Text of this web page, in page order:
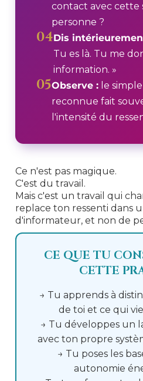
contact avec cette
personne ?
04Dis
Tu es là. Tu me
information. »
05Observe : le
reconnue fait
l'intensité du
Ce n'est pas magique.
C'est du travail.
Mais c'est un travail qui
replace ton ressenti dans
d'informateur, et non de
CE QUE TU
CETTE
→ Tu apprends à
de toi et ce qui
→ Tu développes un
avec ton propre
→ Tu poses les
autonomie